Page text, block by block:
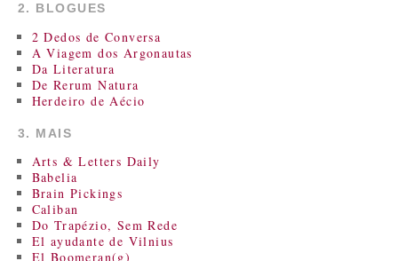
2. BLOGUES
2 Dedos de Conversa
A Viagem dos Argonautas
Da Literatura
De Rerum Natura
Herdeiro de Aécio
3. MAIS
Arts & Letters Daily
Babelia
Brain Pickings
Caliban
Do Trapézio, Sem Rede
El ayudante de Vilnius
El Boomeran(g)